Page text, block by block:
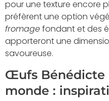
pour une texture encore
préfèrent une option
fromagefondant et des
apporteront une
savoureuse.
Œufs Bénédicte
monde :